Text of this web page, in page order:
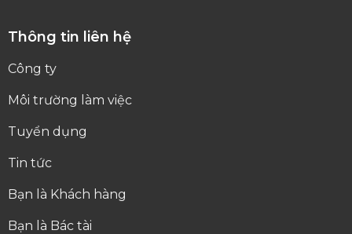
Thông tin liên hệ
Công ty
Môi trường làm việc
Tuyển dụng
Tin tức
Bạn là Khách hàng
Bạn là Bác tài